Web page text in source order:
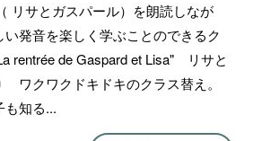
リサとガスパール）を朗読しなが
発音を楽しく学ぶことのできるク
rentrée de Gaspard et Lisa" リサと
ワクワクドキドキのクラス替え。
も知る...